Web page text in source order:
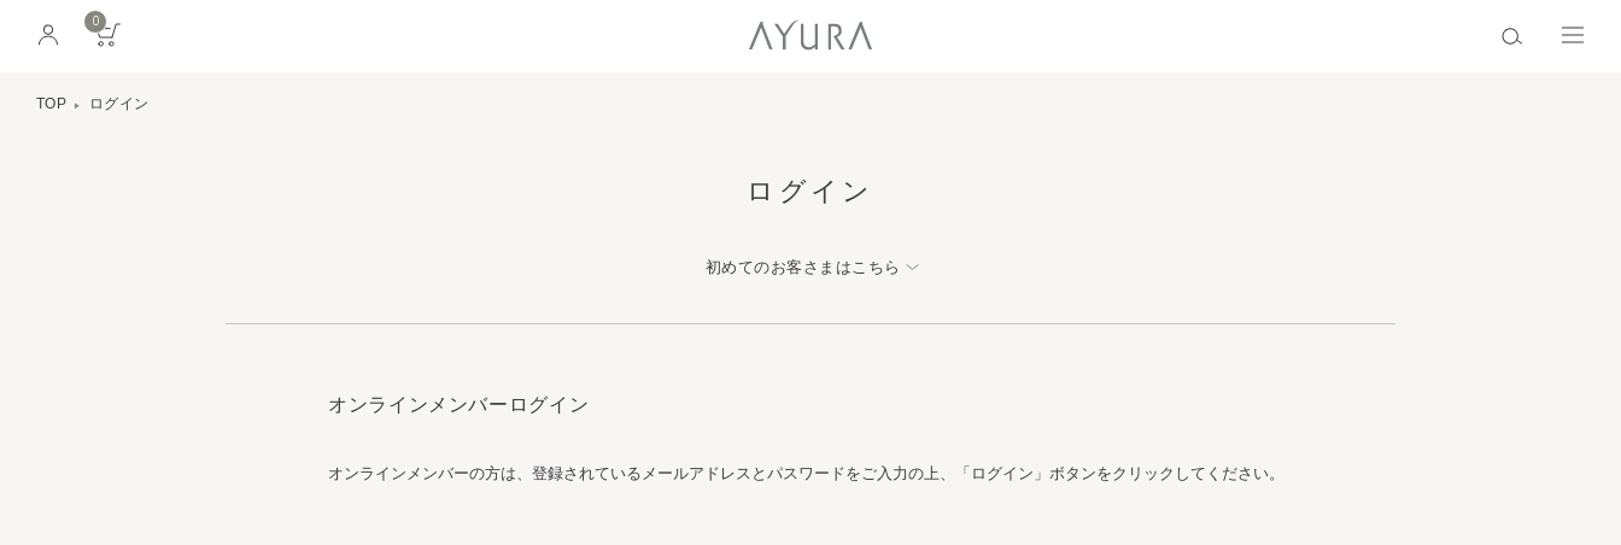
0
TOP ログイン
ログイン
初めてのお客さまはこちら
オンラインメンバーログイン
オンラインメンバーの方は、登録されているメールアドレスとパスワードをご入力の上、「ログイン」ボタンをクリックしてください。